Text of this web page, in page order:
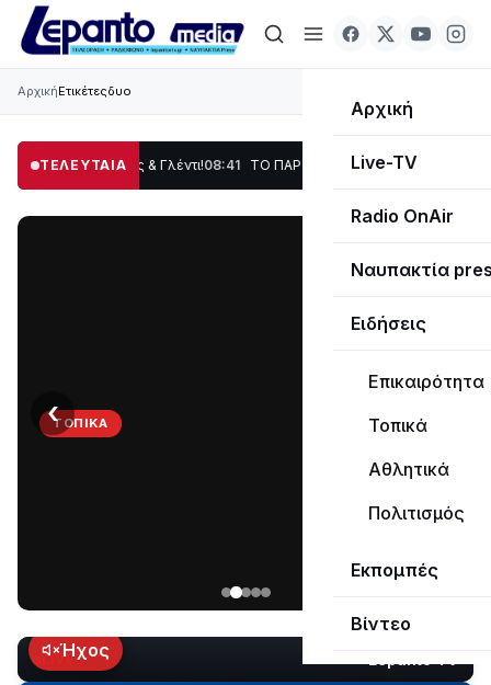
Αρχική
Live-TV
Radio OnAir
Ναυπακτία
Ειδήσεις
Επικαιρότητα
Τοπικά
Αθλητικά
Πολιτισμός
Εκπομπές
Βίντεο
ΑρχικήΕτικέτεςδυο
ΤΕΛΕΥΤΑΙΑ
Χορός & Γλέντι!08:41 ΤΟ ΠΑΡΤΥ ΣΥΝΕΧΙΖΕΤΑΙ… 19:47 Στο σκοτάδι
ΤΟΠΙΚΆ
Κωτσανά
για
‹
LIVEΉχος